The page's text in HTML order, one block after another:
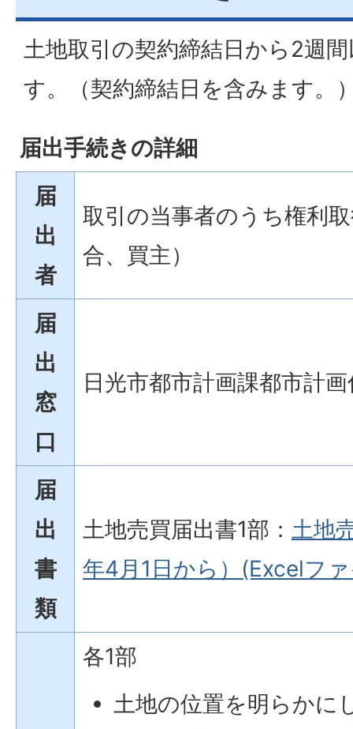
土地取引の契約締結日から2週
す。（契約締結日を含みます。
届出手続きの詳細
届
出
者
取引の当事者のうち権利
合、買主）
届
出
窓
口
日光市都市計画課都市計画
届
出
書
類
土地売買届出書1部： 土地
年4月1日から）(Excelフ
各1部
土地の位置を明らかに